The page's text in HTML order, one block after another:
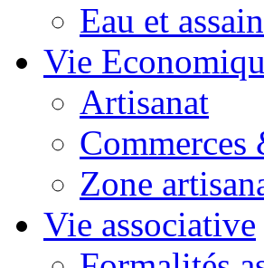
Eau et
Vie
Artisanat
Commerces
Zone
Vie associative